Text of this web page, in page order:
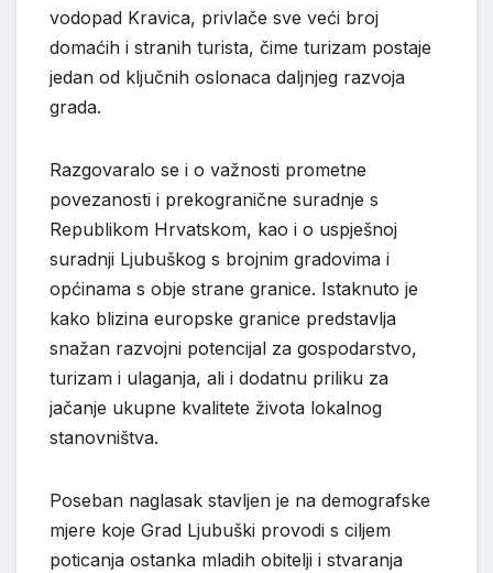
vodopad Kravica, privlače sve veći broj
domaćih i stranih turista, čime turizam postaje
jedan od ključnih oslonaca daljnjeg razvoja
grada.
Razgovaralo se i o važnosti prometne
povezanosti i prekogranične suradnje s
Republikom Hrvatskom, kao i o uspješnoj
suradnji Ljubuškog s brojnim gradovima i
općinama s obje strane granice. Istaknuto je
kako blizina europske granice predstavlja
snažan razvojni potencijal za gospodarstvo,
turizam i ulaganja, ali i dodatnu priliku za
jačanje ukupne kvalitete života lokalnog
stanovništva.
Poseban naglasak stavljen je na demografske
mjere koje Grad Ljubuški provodi s ciljem
poticanja ostanka mladih obitelji i stvaranja